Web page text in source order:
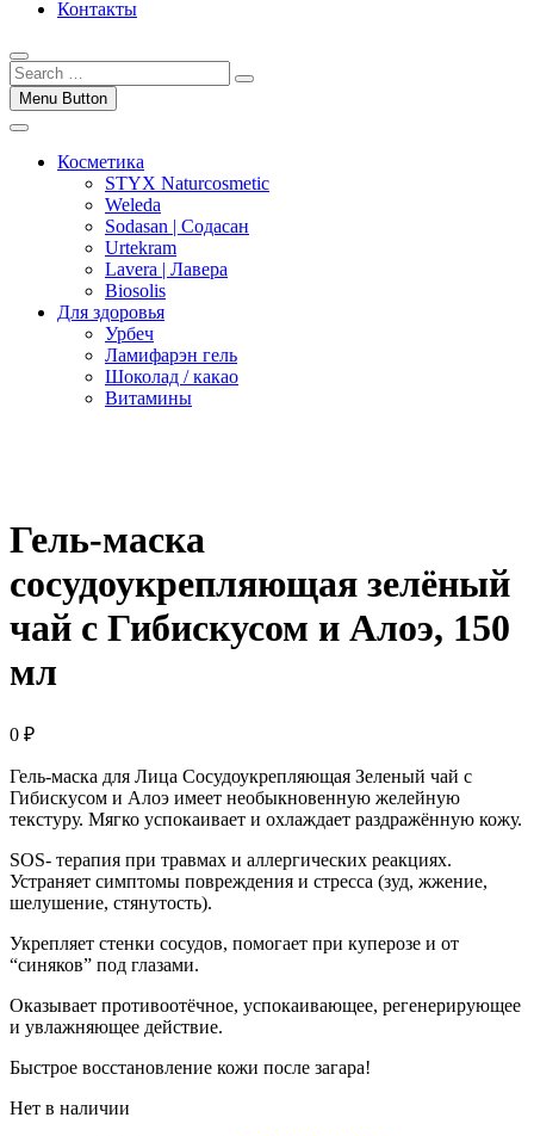
Контакты
Menu Button
Косметика
STYX Naturcosmetic
Weleda
Sodasan | Содасан
Urtekram
Lavera | Лавера
Biosolis
Для здоровья
Урбеч
Ламифарэн гель
Шоколад / какао
Витамины
Гель-маска
сосудоукрепляющая зелёный
чай с Гибискусом и Алоэ, 150
мл
0 ₽
Гель-маска для Лица Сосудоукрепляющая Зеленый чай с
Гибискусом и Алоэ имеет необыкновенную желейную
текстуру. Мягко успокаивает и охлаждает раздражённую кожу.
SOS- терапия при травмах и аллергических реакциях.
Устраняет симптомы повреждения и стресса (зуд, жжение,
шелушение, стянутость).
Укрепляет стенки сосудов, помогает при куперозе и от
“синяков” под глазами.
Оказывает противоотёчное, успокаивающее, регенерирующее
и увлажняющее действие.
Быстрое восстановление кожи после загара!
Нет в наличии